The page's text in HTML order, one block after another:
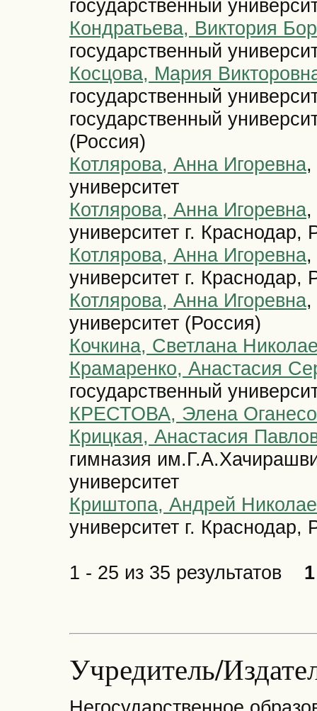
государственный
Кондратьева, Виктория
государственный
Косцова, Мария
государственный
государственный
(Россия)
Котлярова, Анна Игоревна,
университет
Котлярова, Анна Игоревна,
университет г. Краснодар,
Котлярова, Анна Игоревна,
университет г. Краснодар,
Котлярова, Анна Игоревна,
университет (Россия)
Кочкина, Светлана
Крамаренко, Анастасия
государственный
КРЕСТОВА, Элена
Крицкая, Анастасия
гимназия
университет
Криштопа, Андрей
университет г. Краснодар,
1 - 25 из 35 результатов 1
Учредитель/